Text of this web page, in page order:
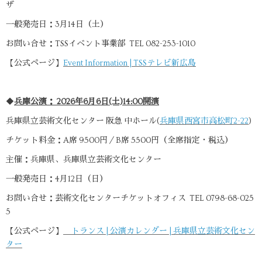
ザ
一般発売日：3月14日（土）
お問い合せ：TSSイベント事業部 TEL 082-253-1010
【公式ページ】 Event Information | TSSテレビ新広島
◆兵庫公演： 2026年6月6日(土)14:00開演
兵庫県立芸術文化センター 阪急 中ホール(兵庫県西宮市高松町2-22)
チケット料金：A席 9500円／B席 5500円（全席指定・税込）
主催：兵庫県、兵庫県立芸術文化センター
一般発売日：4月12日（日）
お問い合せ：芸術文化センターチケットオフィス TEL 0798-68-025
5
【公式ページ】
トランス | 公演カレンダー | 兵庫県立芸術文化セン
ター